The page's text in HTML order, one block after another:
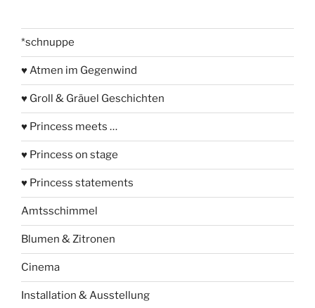
*schnuppe
♥ Atmen im Gegenwind
♥ Groll & Gräuel Geschichten
♥ Princess meets …
♥ Princess on stage
♥ Princess statements
Amtsschimmel
Blumen & Zitronen
Cinema
Installation & Ausstellung